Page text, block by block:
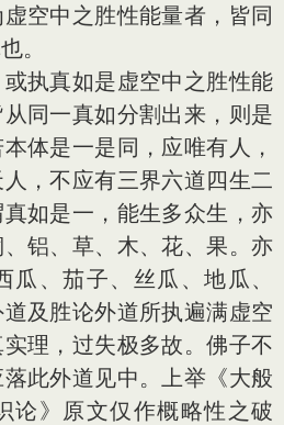
空中之胜性能量者，皆同
。
执真如是虚空中之胜性能
同一真如分割出来，则是
体是一是同，应唯有人，
，不应有三界六道四生二
如是一，能生多众生，亦
铝、草、木、花、果。亦
瓜、茄子、丝瓜、地瓜、
及胜论外道所执遍满虚空
理，过失极多故。佛子不
此外道见中。上举《大般
论》原文仅作概略性之破